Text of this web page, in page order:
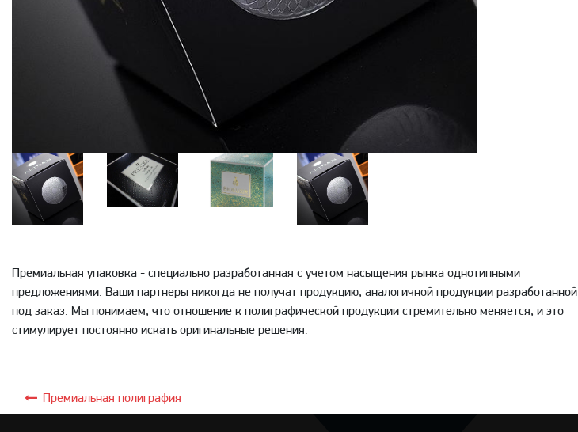
Премиальная упаковка - специально разработанная с учетом насыщения рынка однотипными
предложениями. Ваши партнеры никогда не получат продукцию, аналогичной продукции разработанной
под заказ. Мы понимаем, что отношение к полиграфической продукции стремительно меняется, и это
стимулирует постоянно искать оригинальные решения.
Премиальная полиграфия